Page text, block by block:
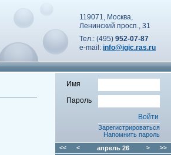
119071, Москва,
Ленинский просп., 31
Тел.: (495) 952-07-87
e-mail: info@igic.ras.ru
Имя
Пароль
Зарегистрироваться
Напомнить пароль
<< < апрель 26 > >>